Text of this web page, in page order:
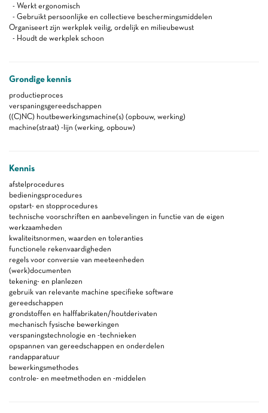
- Werkt ergonomisch
- Gebruikt persoonlijke en collectieve beschermingsmiddelen
Organiseert zijn werkplek veilig, ordelijk en milieubewust
- Houdt de werkplek schoon
Grondige kennis
productieproces
verspaningsgereedschappen
((C)NC) houtbewerkingsmachine(s) (opbouw, werking)
machine(straat) -lijn (werking, opbouw)
Kennis
afstelprocedures
bedieningsprocedures
opstart- en stopprocedures
technische voorschriften en aanbevelingen in functie van de eigen
werkzaamheden
kwaliteitsnormen, waarden en toleranties
functionele rekenvaardigheden
regels voor conversie van meeteenheden
(werk)documenten
tekening- en planlezen
gebruik van relevante machine specifieke software
gereedschappen
grondstoffen en halffabrikaten/houtderivaten
mechanisch fysische bewerkingen
verspaningstechnologie en -technieken
opspannen van gereedschappen en onderdelen
randapparatuur
bewerkingsmethodes
controle- en meetmethoden en -middelen